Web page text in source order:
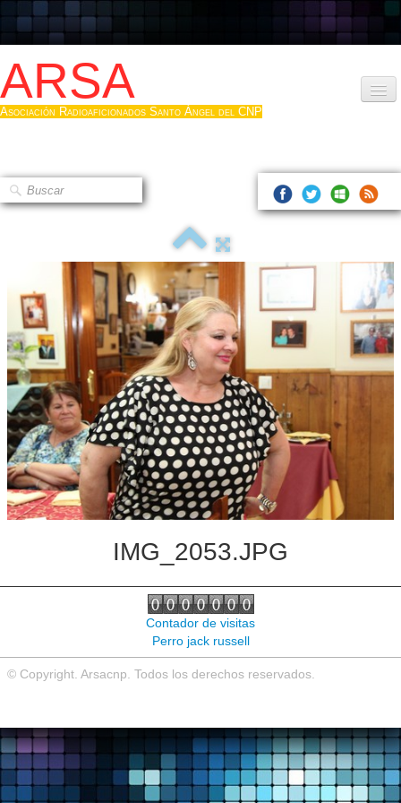
ARSA
Asociación Radioaficionados Santo Ángel del CNP
Que es la ARSA
Hacerse socio
Log diploma en Pdf
Fotos▼
Sistemas Digitales
Noticias de interés
Contacto
IMG_2053.JPG
Contador de visitas
Perro jack russell
© Copyright. Arsacnp. Todos los derechos reservados.